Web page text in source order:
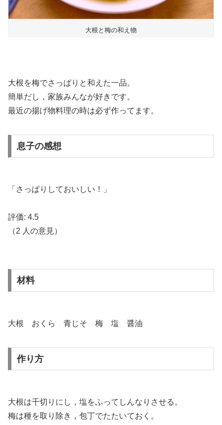
大根と梅の和え物
大根を梅でさっぱりと和えた一品。
簡単だし，家族みんなが好きです。
最近の揚げ物料理の時は必ず作ってます。
息子の感想
「さっぱりしておいしい！」
評価: 4.5
（2 人の意見）
材料
大根 おくら 青じそ 梅 塩 醤油
作り方
大根は千切りにし，塩をふってしんなりさせる。
梅は種を取り除き，包丁でたたいておく。